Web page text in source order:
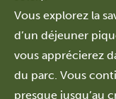
Vous explorez la
d’un déjeuner
vous apprécierez
du parc. Vous
presque jusqu’au